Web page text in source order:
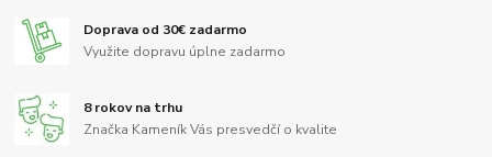
Doprava od 30€ zadarmo
Využite dopravu úplne zadarmo
8 rokov na trhu
Značka Kameník Vás presvedčí o kvalite